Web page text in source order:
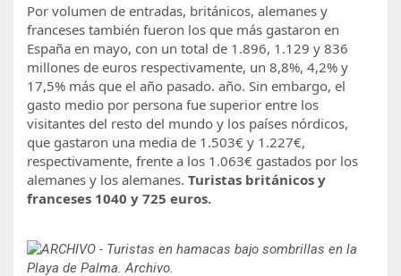
Por volumen de entradas, británicos, alemanes y
franceses también fueron los que más gastaron en
España en mayo, con un total de 1.896, 1.129 y 836
millones de euros respectivamente, un 8,8%, 4,2% y
17,5% más que el año pasado. año. Sin embargo, el
gasto medio por persona fue superior entre los
visitantes del resto del mundo y los países nórdicos,
que gastaron una media de 1.503€ y 1.227€,
respectivamente, frente a los 1.063€ gastados por los
alemanes y los alemanes. Turistas británicos y
franceses 1040 y 725 euros.